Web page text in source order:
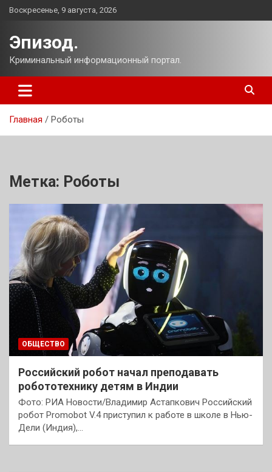
Перейти
Воскресенье, 9 августа, 2026
Эпизод.
Криминальный информационный портал.
Главная Роботы
Метка: Роботы
ОБЩЕСТВО
Российский робот начал преподавать
робототехнику детям в Индии
Фото: РИА Новости/Владимир Астапкович Российский
робот Promobot V.4 приступил к работе в школе в Нью-
Дели (Индия),…